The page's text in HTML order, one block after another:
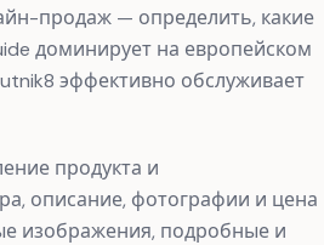
продаж — определить, какие
доминирует на европейском
эффективно обслуживает
продукта и
описание, фотографии и цена
изображения, подробные и